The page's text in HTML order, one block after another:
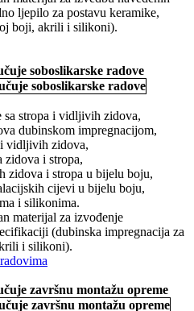
ljepilo za postavu keramike,
boji, akrili i silikoni).
soboslikarske radove
stropa i vidljivih zidova,
dubinskom impregnacijom,
zidova,
i stropa,
i stropa u bijelu boju,
cijevi u bijelu boju,
i silikonima.
materijal za izvođenje
(dubinska impregnacija za
i silikoni).
završnu montažu opreme